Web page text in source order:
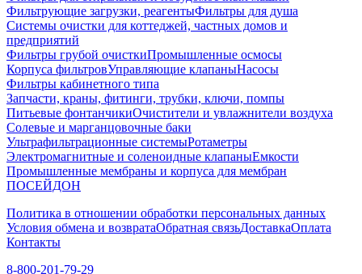
Фильтрующие загрузки, реагентыФильтры для душа
Системы очистки для коттеджей, частных домов и
предприятий
Фильтры грубой очисткиПромышленные осмосы
Корпуса фильтровУправляющие клапаныНасосы
Фильтры кабинетного типа
Запчасти, краны, фитинги, трубки, ключи, помпы
Питьевые фонтанчикиОчистители и увлажнители воздуха
Солевые и марганцовочные баки
Ультрафильтрационные системыРотаметры
Электромагнитные и соленоидные клапаныЕмкости
Промышленные мембраны и корпуса для мембран
ПОСЕЙДОН
Политика в отношении обработки персональных данных
Условия обмена и возвратаОбратная связьДоставкаОплата
Контакты
8-800-201-79-29